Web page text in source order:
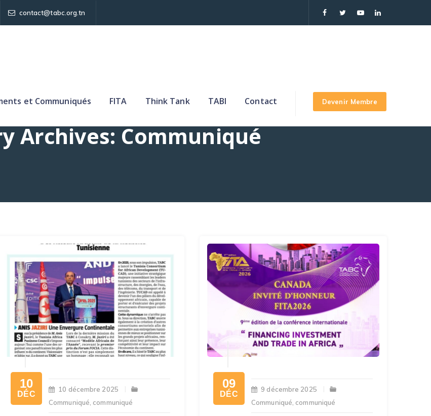
contact@tabc.org.tn
Devenir Membre
et Communiqués FITA Think Tank TABI Contact
Archives:Communiqué
10
DÉC
10 décembre 2025
Communiqué communiqué
09
DÉC
9 décembre 2025
Communiqué communiqué